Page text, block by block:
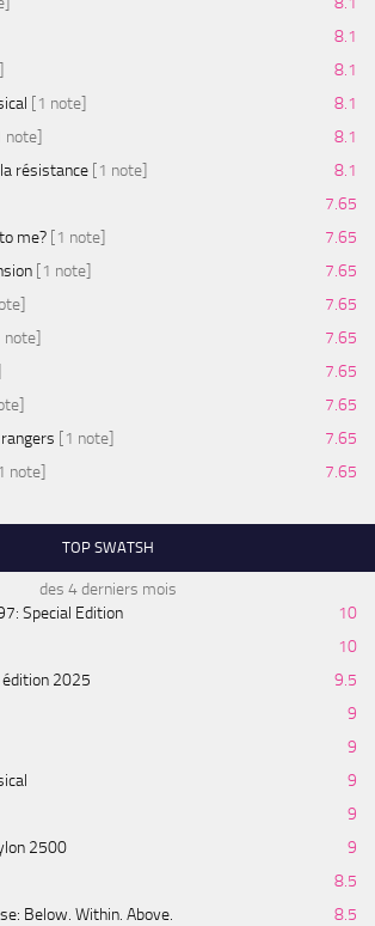
8.1
8.1
[1 note]
8.1
note]
8.1
résistance [1 note]
8.1
7.65
me? [1 note]
7.65
[1 note]
7.65
7.65
note]
7.65
7.65
7.65
[1 note]
7.65
note] 7.65
TOP SWATSH
des 4 derniers mois
Special Edition
10
10
édition 2025
9.5
9
9
9
9
2500
9
8.5
Below. Within. Above.
8.5